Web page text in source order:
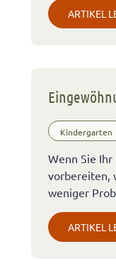
ARTIKEL
Kindergarten
Wenn Sie
vorbereiten,
weniger
ARTIKEL